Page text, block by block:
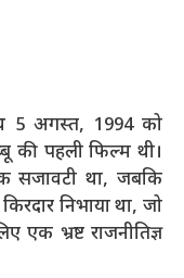
5 अगस्त, 1994 को
की पहली फिल्म थी।
सजावटी था, जबकि
निभाया था, जो
भ्रष्ट राजनीतिज्ञ